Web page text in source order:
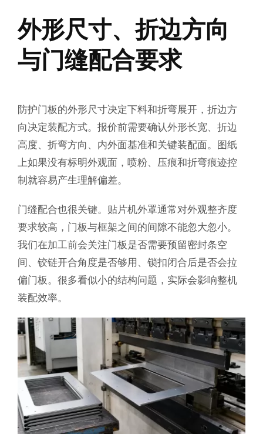
外形尺寸、折边方向
与门缝配合要求
防护门板的外形尺寸决定下料和折弯展开，折边方
向决定装配方式。报价前需要确认外形长宽、折边
高度、折弯方向、内外面基准和关键装配面。图纸
上如果没有标明外观面，喷粉、压痕和折弯痕迹控
制就容易产生理解偏差。
门缝配合也很关键。贴片机外罩通常对外观整齐度
要求较高，门板与框架之间的间隙不能忽大忽小。
我们在加工前会关注门板是否需要预留密封条空
间、铰链开合角度是否够用、锁扣闭合后是否会拉
偏门板。很多看似小的结构问题，实际会影响整机
装配效率。